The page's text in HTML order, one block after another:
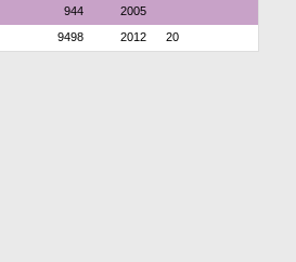
944 2005
9498 2012 20